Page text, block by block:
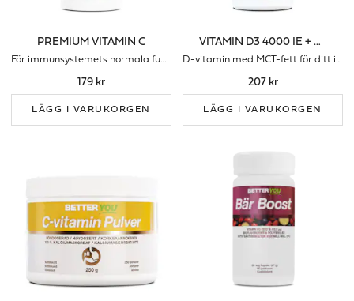
PREMIUM VITAMIN C
För immunsystemets normala funktion (Syraneutral)
179 kr
LÄGG I VARUKORGEN
VITAMIN D3 4000 IE + MCT-FETT
D-vitamin med MCT-fett för ditt immunförsvar
207 kr
LÄGG I VARUKORGEN